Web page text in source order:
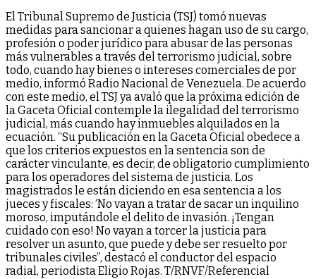
El Tribunal Supremo de Justicia (TSJ) tomó nuevas
medidas para sancionar a quienes hagan uso de su cargo,
profesión o poder jurídico para abusar de las personas
más vulnerables a través del terrorismo judicial, sobre
todo, cuando hay bienes o intereses comerciales de por
medio, informó Radio Nacional de Venezuela. De acuerdo
con este medio, el TSJ ya avaló que la próxima edición de
la Gaceta Oficial contemple la ilegalidad del terrorismo
judicial, más cuando hay inmuebles alquilados en la
ecuación. “Su publicación en la Gaceta Oficial obedece a
que los criterios expuestos en la sentencia son de
carácter vinculante, es decir, de obligatorio cumplimiento
para los operadores del sistema de justicia. Los
magistrados le están diciendo en esa sentencia a los
jueces y fiscales: ‘No vayan a tratar de sacar un inquilino
moroso, imputándole el delito de invasión. ¡Tengan
cuidado con eso! No vayan a torcer la justicia para
resolver un asunto, que puede y debe ser resuelto por
tribunales civiles”, destacó el conductor del espacio
radial, periodista Eligio Rojas. T/RNVF/Referencial